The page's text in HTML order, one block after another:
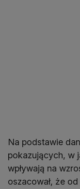
Na podstawie
pokazujących, w
wpływają na
oszacował, że